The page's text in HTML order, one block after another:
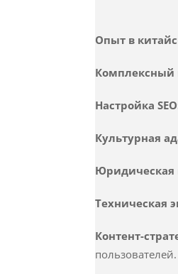
Опыт в
Комплексный
Настройка
Культурная
Юридическая
Техническая
Контент-
пользователей.